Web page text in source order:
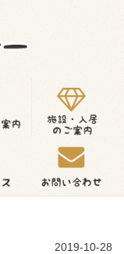
2019-10-28